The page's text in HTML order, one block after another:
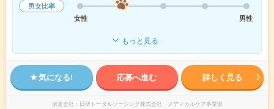
男女比率
女性
男性
もっと見る
気になる! 応募へ進む 詳しく見る
派遣会社 日研トータルソーシング株式会社 メディカルケア事業部